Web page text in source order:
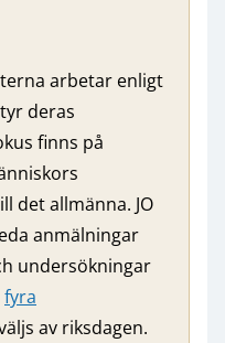
arbetar enligt
deras
finns på
det allmänna. JO
anmälningar
undersökningar
fyra
av riksdagen.